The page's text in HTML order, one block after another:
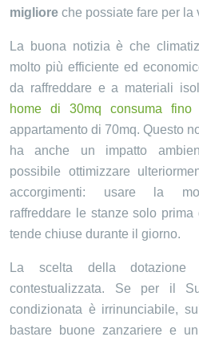
migliore che possiate fare per la
La buona notizia è che
molto più efficiente ed
da raffreddare e a materiali
home di 30mq consuma
appartamento di 70mq. Questo
ha anche un impatto
possibile ottimizzare
accorgimenti: usare la
raffreddare le stanze solo
tende chiuse durante il giorno.
La scelta della dotazione
contestualizzata. Se per il
condizionata è irrinunciabile,
bastare buone zanzariere e